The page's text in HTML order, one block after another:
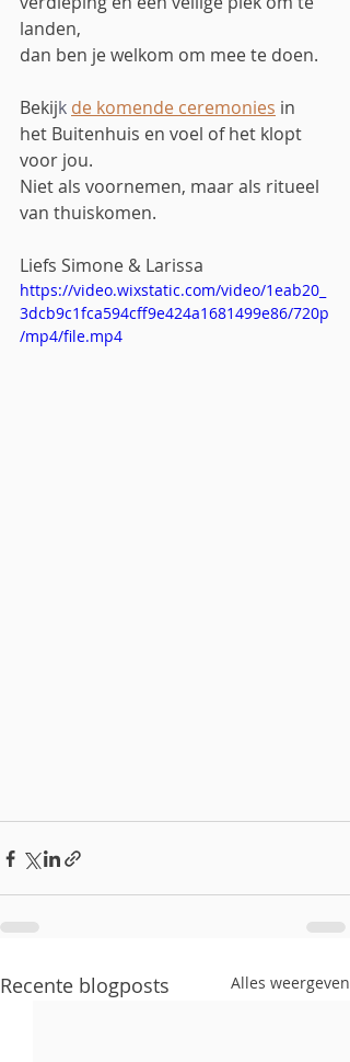
landen,
dan ben je welkom om mee te doen.
Bekijk de komende ceremonies in
het Buitenhuis en voel of het klopt
voor jou.
Niet als voornemen, maar als ritueel
van thuiskomen.
Liefs Simone & Larissa
https://video.wixstatic.com/video/1eab20_
3dcb9c1fca594cff9e424a1681499e86/720p
/mp4/file.mp4
Recente blogposts Alles weergeven